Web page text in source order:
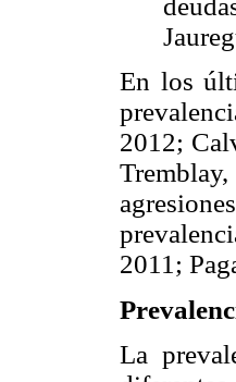
En los
2012;
2011;
La